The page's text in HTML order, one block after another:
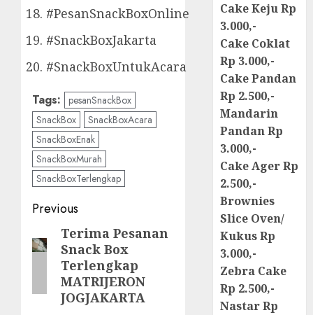
#PesanSnackBoxOnline
#SnackBoxJakarta
#SnackBoxUntukAcara
Tags: pesanSnackBox
SnackBox
SnackBoxAcara
SnackBoxEnak
SnackBoxMurah
SnackBoxTerlengkap
Post
navigation
Previous
Previous
post:
Terima Pesanan
Snack Box
Terlengkap
MATRIJERON
JOGJAKARTA
Cake Keju Rp
3.000,-
Cake Coklat
Rp 3.000,-
Cake Pandan
Rp 2.500,-
Mandarin
Pandan Rp
3.000,-
Cake Ager Rp
2.500,-
Brownies
Slice Oven/
Kukus Rp
3.000,-
Zebra Cake
Rp 2.500,-
Nastar Rp